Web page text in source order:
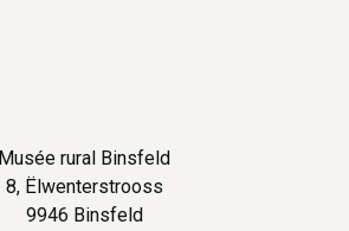
Musée rural Binsfeld
8, Ëlwenterstrooss
9946 Binsfeld